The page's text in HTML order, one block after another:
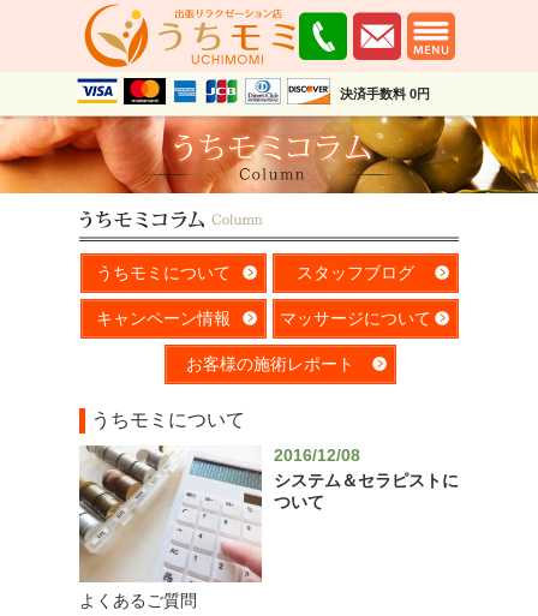
決済手数料 0円
うちモミについて スタッフブログ
キャンペーン情報 マッサージについて
お客様の施術レポート
うちモミについて
2016/12/08
システム＆セラピストに
ついて
よくあるご質問